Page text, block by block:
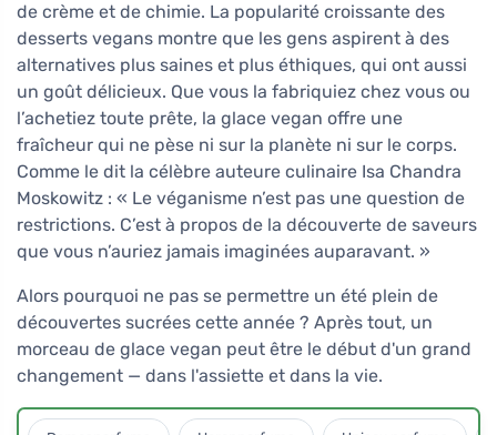
de crème et de chimie. La popularité croissante des
desserts vegans montre que les gens aspirent à des
alternatives plus saines et plus éthiques, qui ont aussi
un goût délicieux. Que vous la fabriquiez chez vous ou
l’achetiez toute prête, la glace vegan offre une
fraîcheur qui ne pèse ni sur la planète ni sur le corps.
Comme le dit la célèbre auteure culinaire Isa Chandra
Moskowitz : « Le véganisme n’est pas une question de
restrictions. C’est à propos de la découverte de saveurs
que vous n’auriez jamais imaginées auparavant. »
Alors pourquoi ne pas se permettre un été plein de
découvertes sucrées cette année ? Après tout, un
morceau de glace vegan peut être le début d'un grand
changement — dans l'assiette et dans la vie.